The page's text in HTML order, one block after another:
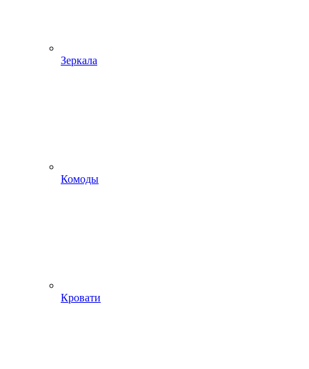
Зеркала
Комоды
Кровати